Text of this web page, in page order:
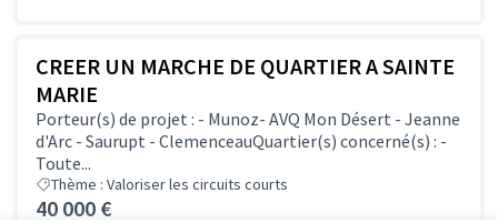
CREER UN MARCHE DE QUARTIER A SAINTE
MARIE
Porteur(s) de projet : - Munoz- AVQ Mon Désert - Jeanne
d'Arc - Saurupt - ClemenceauQuartier(s) concerné(s) : -
Toute...
Thème : Valoriser les circuits courts
40 000 €